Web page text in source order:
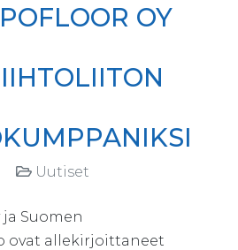
OY
Uutiset
Suomen
allekirjoittaneet